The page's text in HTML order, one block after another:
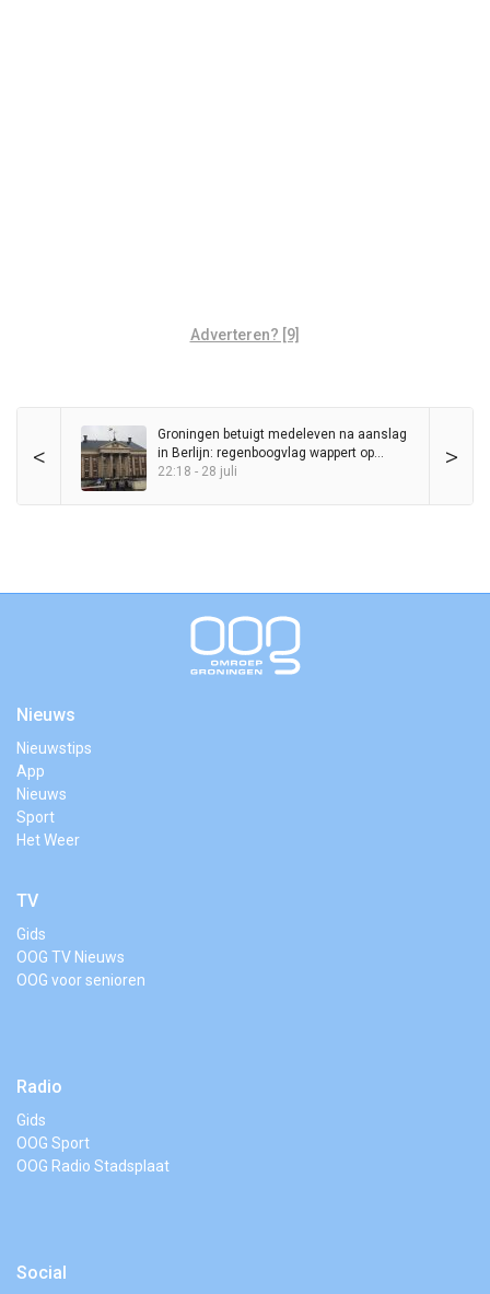
Adverteren? [9]
< >
Groningen betuigt medeleven na aanslag
in Berlijn: regenboogvlag wappert op
Stadhuis
22:18 - 28 juli
Nieuws
Nieuwstips
App
Nieuws
Sport
Het Weer
TV
Gids
OOG TV Nieuws
OOG voor senioren
Radio
Gids
OOG Sport
OOG Radio Stadsplaat
Social